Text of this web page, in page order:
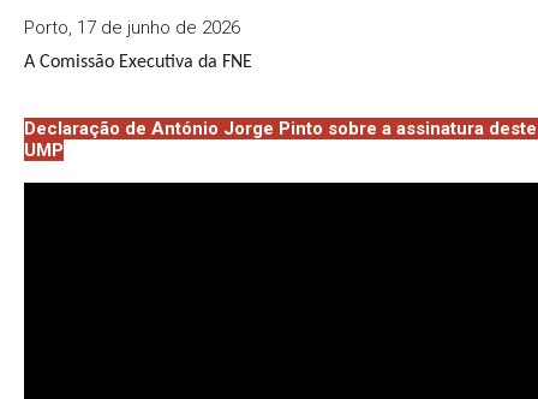
Porto, 17 de junho de 2026
A Comissão Executiva da FNE
Declaração de António Jorge Pinto sobre a assinatura
UMP